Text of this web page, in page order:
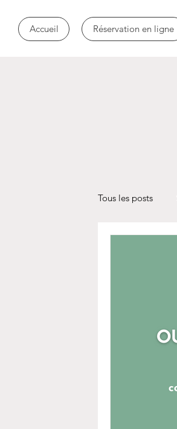
Accueil Réservation en ligne
Tous les posts